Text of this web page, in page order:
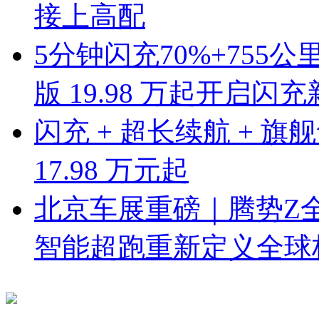
接上高配
5分钟闪充70%+755公
版 19.98 万起开启闪充
闪充 + 超长续航 + 旗
17.98 万元起
北京车展重磅｜腾势Z
智能超跑重新定义全球